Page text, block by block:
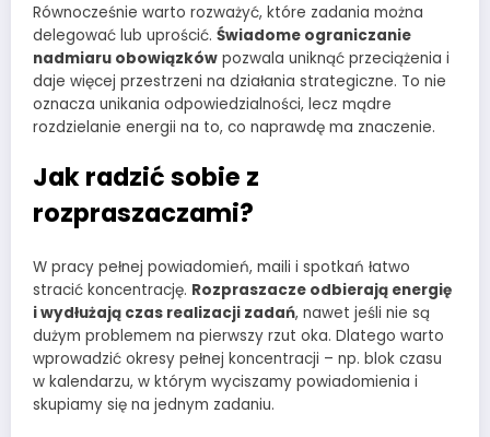
Równocześnie warto rozważyć, które zadania można
delegować lub uprościć. Świadome ograniczanie
nadmiaru obowiązków pozwala uniknąć przeciążenia i
daje więcej przestrzeni na działania strategiczne. To nie
oznacza unikania odpowiedzialności, lecz mądre
rozdzielanie energii na to, co naprawdę ma znaczenie.
Jak radzić sobie z
rozpraszaczami?
W pracy pełnej powiadomień, maili i spotkań łatwo
stracić koncentrację. Rozpraszacze odbierają energię
i wydłużają czas realizacji zadań, nawet jeśli nie są
dużym problemem na pierwszy rzut oka. Dlatego warto
wprowadzić okresy pełnej koncentracji – np. blok czasu
w kalendarzu, w którym wyciszamy powiadomienia i
skupiamy się na jednym zadaniu.